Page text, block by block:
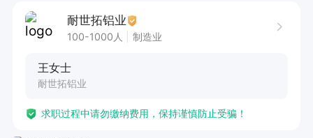
4. 工作积极主动，有较强的责任心和工作执行
耐世拓铝业
100-1000人 制造业
王女士
耐世拓铝业
求职过程中请勿缴纳费用，保持谨慎防止受骗！